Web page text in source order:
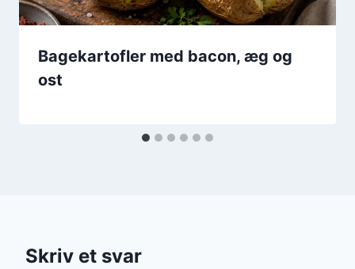
Bagekartofler med bacon, æg og
ost
Skriv et svar